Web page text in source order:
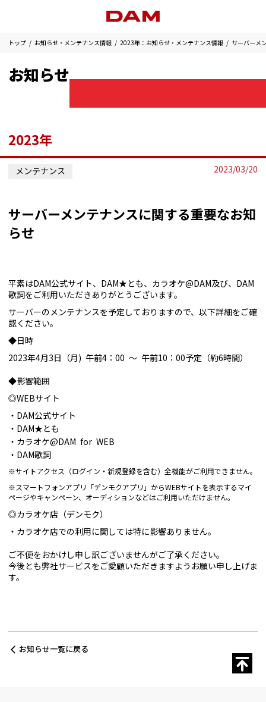
トップ お知らせ・メンテナンス情報 2023年：お知らせ・メンテナンス情報 サーバーメ
お知らせ
2023年
メンテナンス 2023/03/20
サーバーメンテナンスに関する重要なお知
らせ
平素はDAM公式サイト、DAM★とも、カラオケ@DAM及び、DAM
歌詞をご利用いただきありがとうございます。
サーバーのメンテナンスを予定しておりますので、以下詳細をご確
認ください。
◆日時
2023年4月3日（月) 午前4：00 ～ 午前10：00予定（約6時間）
◆影響範囲
◎WEBサイト
DAM公式サイト
DAM★とも
カラオケ@DAM for WEB
DAM歌詞
※サイトアクセス（ログイン・新規登録を含む）全機能がご利用できません。
※スマートフォンアプリ「デンモクアプリ」からWEBサイトを表示するマイ
ページやキャンペーン、オーディションなどはご利用いただけません。
◎カラオケ店（デンモク）
カラオケ店での利用に関しては特に影響ありません。
ご不便をおかけし申し訳ございませんがご了承ください。
今後とも弊社サービスをご愛顧いただきますようお願い申し上げま
す。
お知らせ一覧に戻る